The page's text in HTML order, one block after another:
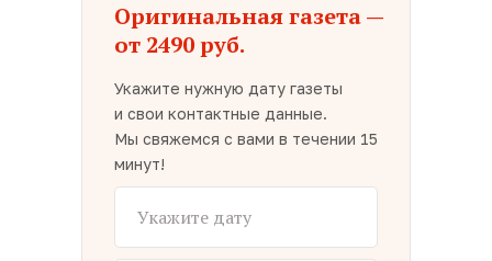
Оригинальная газета —
от 2490 руб.
Укажите нужную дату газеты
и свои контактные данные.
Мы свяжемся с вами в течении 15
минут!